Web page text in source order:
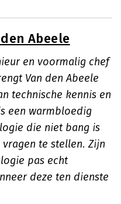
Abeele
en voormalig chef
Van den Abeele
technische kennis en
een warmbloedig
die niet bang is
te stellen. Zijn
pas echt
deze ten dienste